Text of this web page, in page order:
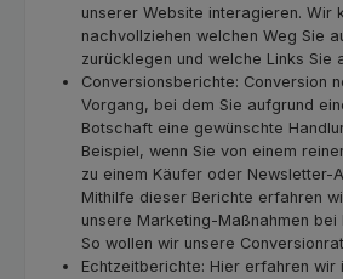
unserer Website interagieren. Wir
nachvollziehen welchen Weg Sie
zurücklegen und welche Links Sie
Conversionsberichte: Conversion
Vorgang, bei dem Sie aufgrund
Botschaft eine gewünschte
Beispiel, wenn Sie von einem
zu einem Käufer oder Newsletter-
Mithilfe dieser Berichte erfahren
unsere Marketing-Maßnahmen bei
So wollen wir unsere
Echtzeitberichte: Hier erfahren wir